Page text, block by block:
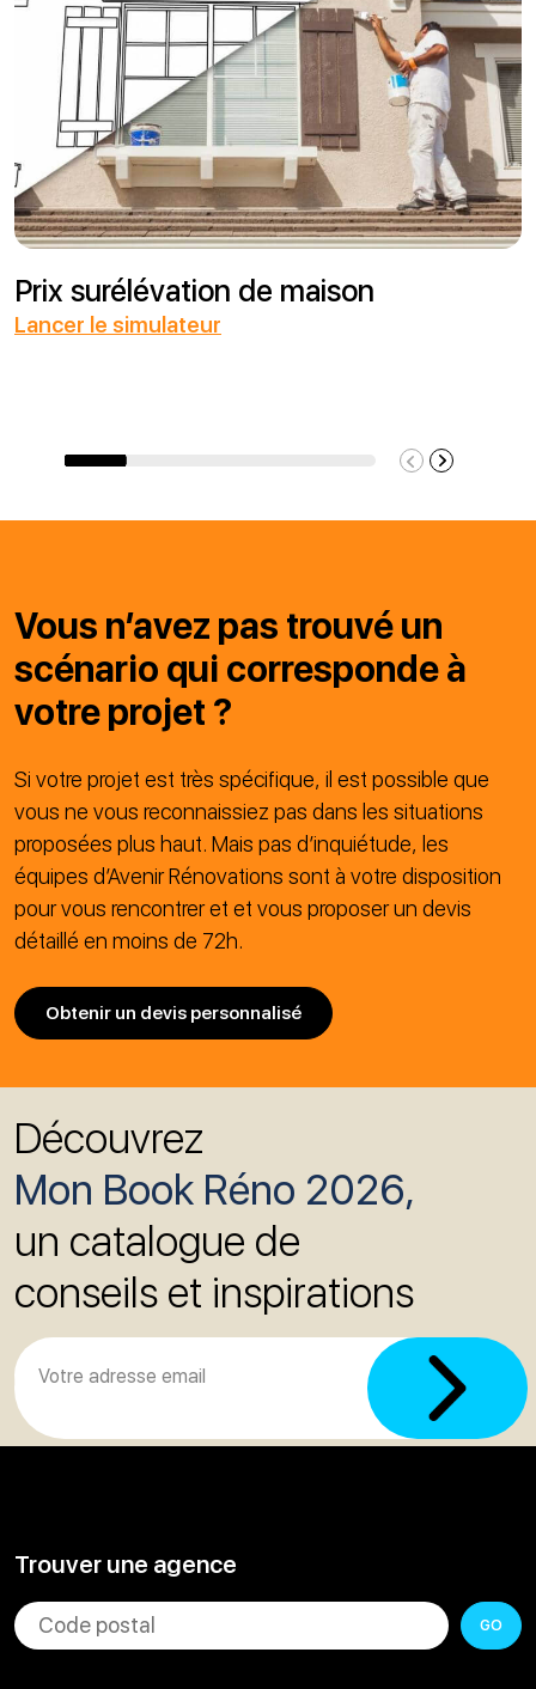
Prix surélévation de maison
Lancer le simulateur
Vous n’avez pas trouvé un
scénario qui corresponde à
votre projet ?
Si votre projet est très spécifique, il est possible que
vous ne vous reconnaissiez pas dans les situations
proposées plus haut. Mais pas d’inquiétude, les
équipes d’Avenir Rénovations sont à votre disposition
pour vous rencontrer et et vous proposer un devis
détaillé en moins de 72h.
Obtenir un devis personnalisé
Découvrez
Mon Book Réno 2026,
un catalogue de
conseils et inspirations
Trouver une agence
GO